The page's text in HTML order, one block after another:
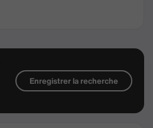
Enregistrer la recherche